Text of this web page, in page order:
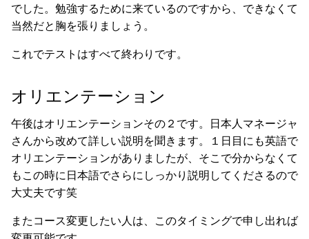
でした。勉強するために来ているのですから、できなくて
当然だと胸を張りましょう。
これでテストはすべて終わりです。
オリエンテーション
午後はオリエンテーションその２です。日本人マネージャ
さんから改めて詳しい説明を聞きます。１日目にも英語で
オリエンテーションがありましたが、そこで分からなくて
もこの時に日本語でさらにしっかり説明してくださるので
大丈夫です笑
またコース変更したい人は、このタイミングで申し出れば